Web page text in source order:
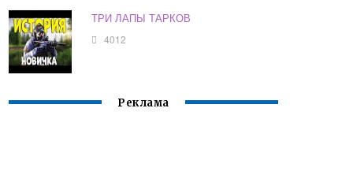
ТРИ ЛАПЫ ТАРКОВ
4012
Реклама